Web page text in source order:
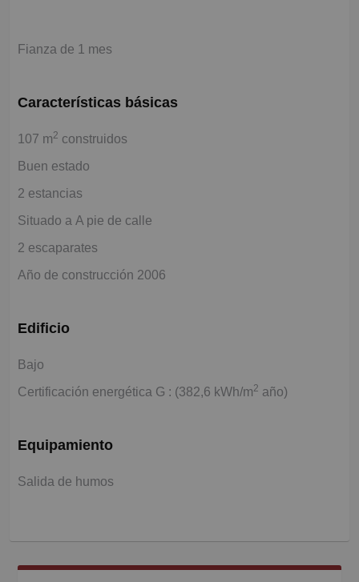
Fianza de 1 mes
Características básicas
107 m2 construidos
Buen estado
2 estancias
Situado a A pie de calle
2 escaparates
Año de construcción 2006
Edificio
Bajo
Certificación energética G : (382,6 kWh/m2 año)
Equipamiento
Salida de humos